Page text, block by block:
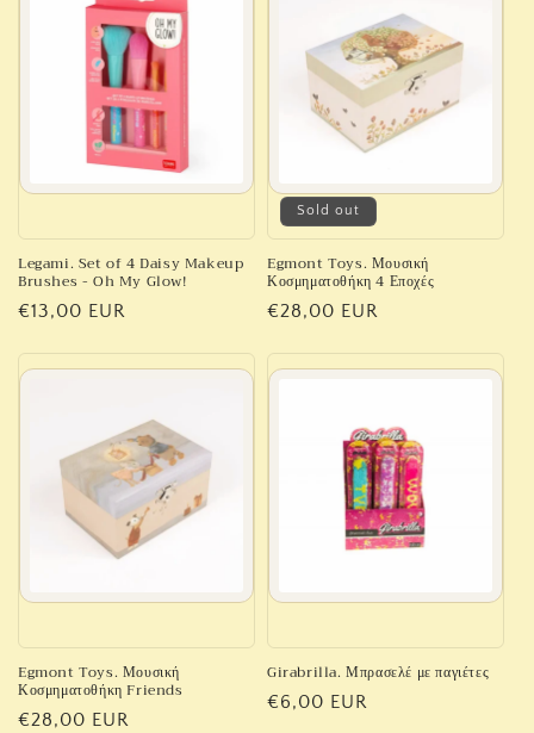
o
:
Legami. Set of 4 Daisy Makeup
Brushes - Oh My Glow!
Regular
€13,00 EUR
Sold out
Egmont Toys. Μουσική
Κοσμηματοθήκη 4 Εποχές
Regular
€28,00 EUR
Egmont Toys. Μουσική
Κοσμηματοθήκη Friends
Regular
€28,00 EUR
Girabrilla. Μπρασελέ με παγιέτες
Regular
€6,00 EUR